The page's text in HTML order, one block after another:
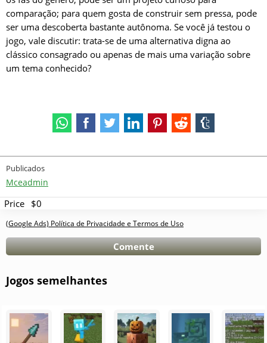
comparação; para quem gosta de construir sem pressa, pode
ser uma descoberta bastante autônoma. Se você já testou o
jogo, vale discutir: trata-se de uma alternativa digna ao
clássico consagrado ou apenas de mais uma variação sobre
um tema conhecido?
Publicados
Mceadmin
Price $0
(Google Ads) Política de Privacidade e Termos de Uso
Comente
Jogos semelhantes